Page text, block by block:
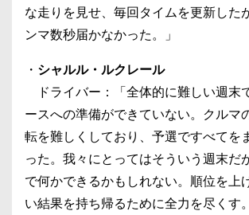
な走りを見せ、毎回タイムを更新した
ンマ数秒届かなかった。」
・ シャルル・ルクレール
ドライバー：「全体的に難しい週末
ースへの準備ができていない。クルマ
転を難しくしており、予選ですべてを
った。我々にとってはそういう週末だ
で何かできるかもしれない。順位を上
い結果を持ち帰るために全力を尽くす